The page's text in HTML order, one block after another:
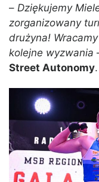
– Dziękujemy
zorganizowany
drużyna!
kolejne wyzwania
Street Autonomy.